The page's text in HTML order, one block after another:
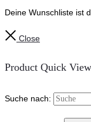
Deine Wunschliste ist
Close
Product Quick View
Suche nach: